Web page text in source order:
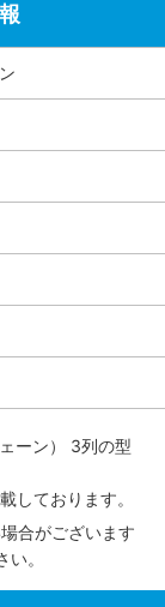
ーン） 3列の型
しております。
合がございます
。